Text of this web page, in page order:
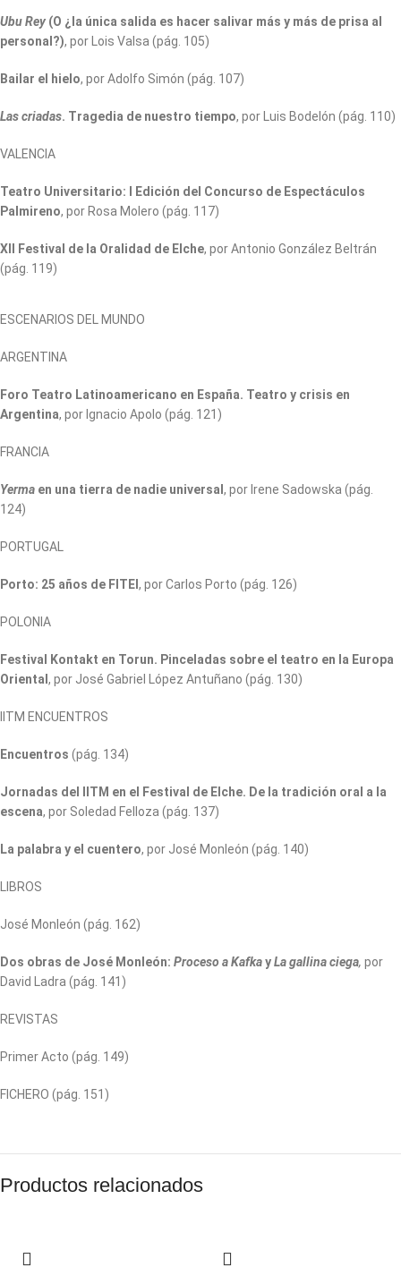
Ubu Rey (O ¿la única salida es hacer salivar más y más de prisa al
personal?), por Lois Valsa (pág. 105)
Bailar el hielo, por Adolfo Simón (pág. 107)
Las criadas. Tragedia de nuestro tiempo, por Luis Bodelón (pág. 110)
VALENCIA
Teatro Universitario: I Edición del Concurso de Espectáculos
Palmireno, por Rosa Molero (pág. 117)
XII Festival de la Oralidad de Elche, por Antonio González Beltrán
(pág. 119)
ESCENARIOS DEL MUNDO
ARGENTINA
Foro Teatro Latinoamericano en España. Teatro y crisis en
Argentina, por Ignacio Apolo (pág. 121)
FRANCIA
Yerma en una tierra de nadie universal , por Irene Sadowska (pág.
124)
PORTUGAL
Porto: 25 años de FITEI , por Carlos Porto (pág. 126)
POLONIA
Festival Kontakt en Torun. Pinceladas sobre el teatro en la Europa
Oriental , por José Gabriel López Antuñano (pág. 130)
IITM ENCUENTROS
Encuentros (pág. 134)
Jornadas del IITM en el Festival de Elche. De la tradición oral a la
escena, por Soledad Felloza (pág. 137)
La palabra y el cuentero, por José Monleón (pág. 140)
LIBROS
José Monleón (pág. 162)
Dos obras de José Monleón: Proceso a KafkayLa gallina ciega, por
David Ladra (pág. 141)
REVISTAS
Primer Acto (pág. 149)
FICHERO (pág. 151)
Productos relacionados